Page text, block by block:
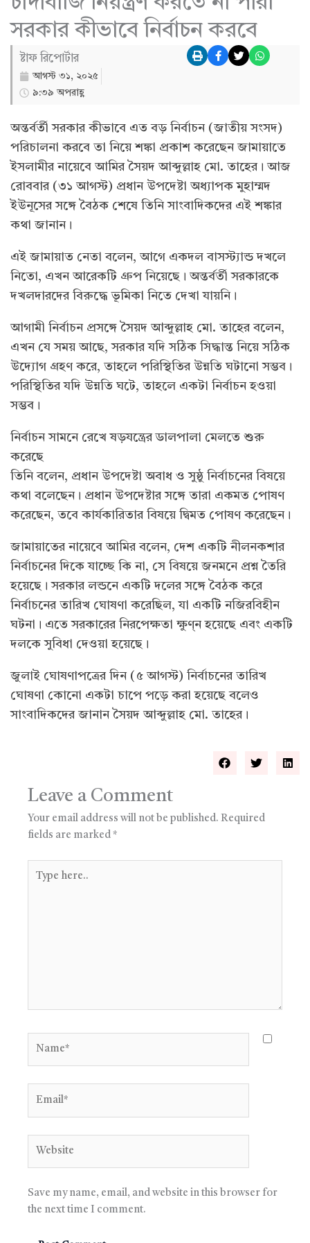
সরকার কীভাবে নির্বাচন করবে
ষ্টাফ রিপোর্টার
আগস্ট ৩১, ২০২৫
৯:৩৯ অপরাহ্ণ
অন্তর্বর্তী সরকার কীভাবে এত বড় নির্বাচন (জাতীয় সংসদ)
পরিচালনা করবে তা নিয়ে শঙ্কা প্রকাশ করেছেন জামায়াতে
ইসলামীর নায়েবে আমির সৈয়দ আব্দুল্লাহ মো. তাহের। আজ
রোববার (৩১ আগস্ট) প্রধান উপদেষ্টা অধ্যাপক মুহাম্মদ
ইউনূসের সঙ্গে বৈঠক শেষে তিনি সাংবাদিকদের এই শঙ্কার
কথা জানান।
এই জামায়াত নেতা বলেন, আগে একদল বাসস্ট্যান্ড দখলে
নিতো, এখন আরেকটি গ্রুপ নিয়েছে। অন্তর্বর্তী সরকারকে
দখলদারদের বিরুদ্ধে ভূমিকা নিতে দেখা যায়নি।
আগামী নির্বাচন প্রসঙ্গে সৈয়দ আব্দুল্লাহ মো. তাহের বলেন,
এখন যে সময় আছে, সরকার যদি সঠিক সিদ্ধান্ত নিয়ে সঠিক
উদ্যোগ গ্রহণ করে, তাহলে পরিস্থিতির উন্নতি ঘটানো সম্ভব।
পরিস্থিতির যদি উন্নতি ঘটে, তাহলে একটা নির্বাচন হওয়া
সম্ভব।
নির্বাচন সামনে রেখে ষড়যন্ত্রের ডালপালা মেলতে শুরু
করেছে
তিনি বলেন, প্রধান উপদেষ্টা অবাধ ও সুষ্ঠু নির্বাচনের বিষয়ে
কথা বলেছেন। প্রধান উপদেষ্টার সঙ্গে তারা একমত পোষণ
করেছেন, তবে কার্যকারিতার বিষয়ে দ্বিমত পোষণ করেছেন।
জামায়াতের নায়েবে আমির বলেন, দেশ একটি নীলনকশার
নির্বাচনের দিকে যাচ্ছে কি না, সে বিষয়ে জনমনে প্রশ্ন তৈরি
হয়েছে। সরকার লন্ডনে একটি দলের সঙ্গে বৈঠক করে
নির্বাচনের তারিখ ঘোষণা করেছিল, যা একটি নজিরবিহীন
ঘটনা। এতে সরকারের নিরপেক্ষতা ক্ষুণ্ন হয়েছে এবং একটি
দলকে সুবিধা দেওয়া হয়েছে।
জুলাই ঘোষণাপত্রের দিন (৫ আগস্ট) নির্বাচনের তারিখ
ঘোষণা কোনো একটা চাপে পড়ে করা হয়েছে বলেও
সাংবাদিকদের জানান সৈয়দ আব্দুল্লাহ মো. তাহের।
Leave a Comment
Your email address will not be published. Required
fields are marked *
here..
Save my name, email, and website in this browser for
the next time I comment.